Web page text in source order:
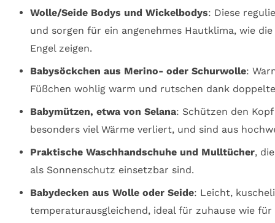
Wolle/Seide Bodys und Wickelbodys: Diese
und sorgen für ein angenehmes Hautklima, wie
Engel zeigen.
Babysöckchen aus Merino- oder Schurwolle:
Füßchen wohlig warm und rutschen dank
Babymützen, etwa von Selana: Schützen den
besonders viel Wärme verliert, und sind aus
Praktische Waschhandschuhe und Mulltücher,
als Sonnenschutz einsetzbar sind.
Babydecken aus Wolle oder Seide: Leicht,
temperaturausgleichend, ideal für zuhause wie für